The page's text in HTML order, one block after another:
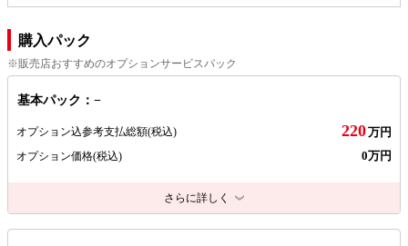
購入パック
※販売店おすすめのオプションサービスパック
基本パック：−
オプション込参考支払総額(税込) 220万円
オプション価格(税込) 0万円
さらに詳しく